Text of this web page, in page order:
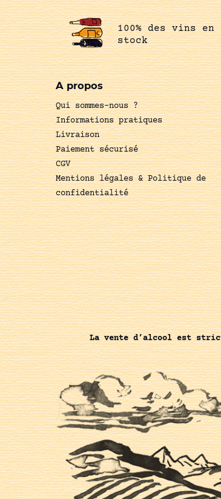
100% des vins en
stock
A propos
Qui sommes-nous ?
Informations pratiques
Livraison
Paiement sécurisé
CGV
Mentions légales & Politique de
confidentialité
La vente d’alcool est